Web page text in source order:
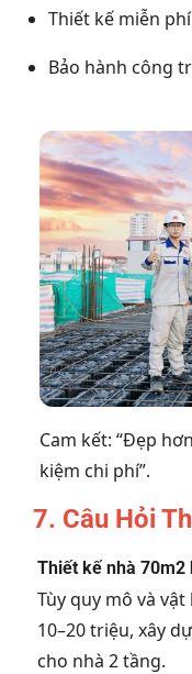
Thiết kế miễn
Bảo hành công
Cam kết: “Đẹp
kiệm chi phí”.
7. Câu Hỏi
Thiết kế nhà 70m2
Tùy quy mô và
10–20 triệu, xây
cho nhà 2 tầng.